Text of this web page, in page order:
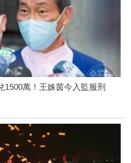
1500萬！王姝茵今入監服刑